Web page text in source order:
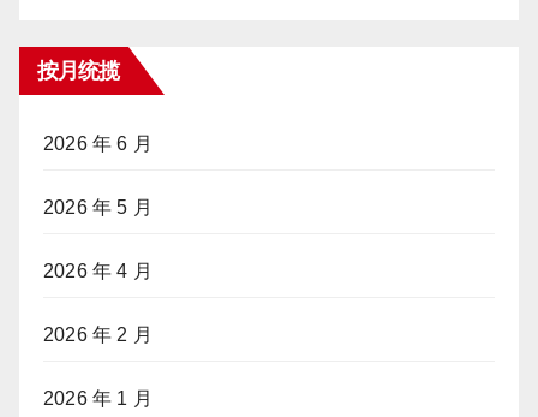
按月统揽
2026 年 6 月
2026 年 5 月
2026 年 4 月
2026 年 2 月
2026 年 1 月